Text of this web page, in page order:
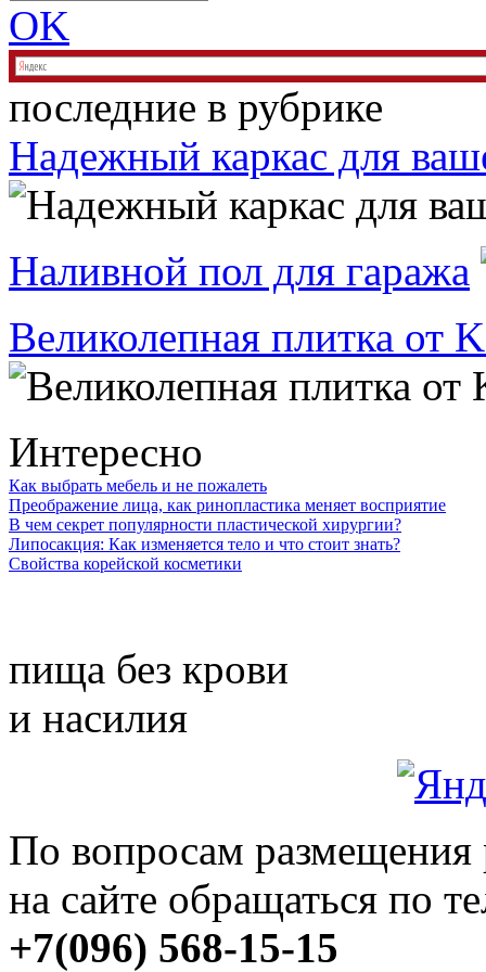
OK
последние в рубрике
Надежный каркас для
Наливной пол для гаража
Великолепная плитка
Интересно
Как выбрать мебель и не пожалеть
Преображение лица, как ринопластика меняет восприятие
В чем секрет популярности пластической хирургии?
Липосакция: Как изменяется тело и что стоит знать?
Свойства корейской косметики
пища без крови
и насилия
По вопросам размещения
на сайте обращаться по
+7(096) 568-15-15